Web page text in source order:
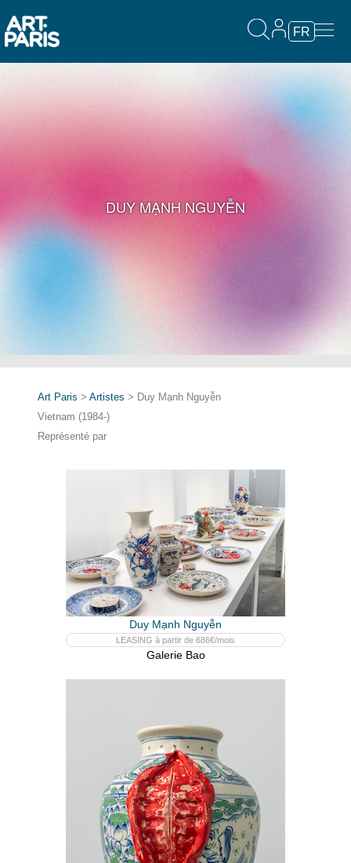
FR
DUY MẠNH NGUYỄN
Art Paris > Artistes > Duy Mạnh Nguyễn
Vietnam (1984-)
Représenté par
Duy Mạnh Nguyễn
LEASING à partir de 686€/mois
Galerie Bao